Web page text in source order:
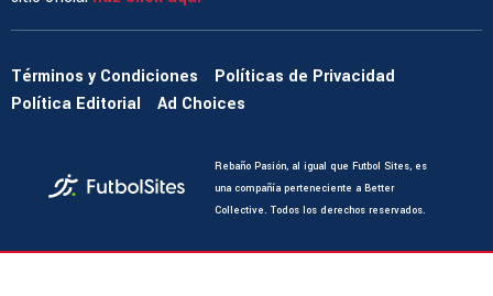
Términos y Condiciones
Políticas de Privacidad
Política Editorial
Ad Choices
Rebaño Pasión, al igual que Futbol Sites, es
una compañía perteneciente a Better
Collective. Todos los derechos reservados.